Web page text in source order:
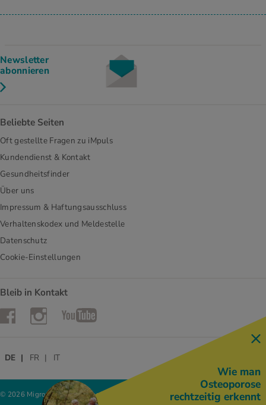
Newsletter
abonnieren
Beliebte Seiten
Oft gestellte Fragen zu iMpuls
Kundendienst & Kontakt
Gesundheitsfinder
Über uns
Impressum & Haftungsausschluss
Verhaltenskodex und Meldestelle
Datenschutz
Cookie-Einstellungen
Bleib in Kontakt
FacebookInstagramYouTube
© 2026 Migros-Genossenschafts-Bund
DE FR IT
Wie man
Osteoporose
rechtzeitig erkennt